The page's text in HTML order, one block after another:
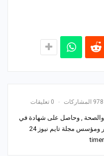
978 المشاركات 0 تعليقات
والصحة , وحاصل على شهادة في
ومؤسس مجلة تايم نيوز 24